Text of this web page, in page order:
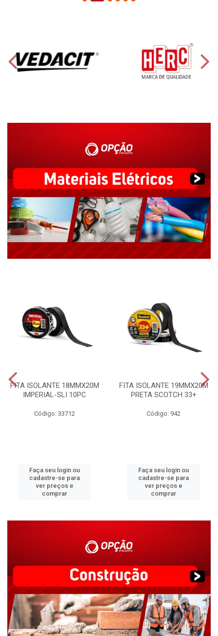
FITA ISOLANTE 18MMX20M
IMPERIAL-SLI 10PC
Código: 33712
Faça seu login ou
cadastre-se para
ver preços e
comprar
FITA ISOLANTE 19MMX20M
PRETA SCOTCH 33+
Código: 942
Faça seu login ou
cadastre-se para
ver preços e
comprar